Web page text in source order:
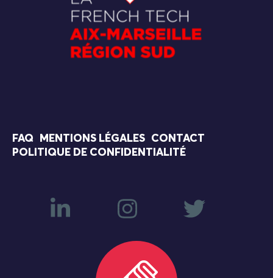
FAQ MENTIONS LÉGALES
CONTACT
POLITIQUE DE CONFIDENTIALITÉ